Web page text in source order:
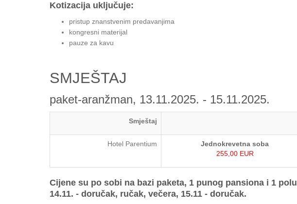
Kotizacija uključuje:
pristup znanstvenim predavanjima
kongresni materijal
pauze za kavu
SMJEŠTAJ
paket-aranžman, 13.11.2025. - 15.11.2025.
Smještaj
Hotel Parentium
Jednokrevetna soba
255,00 EUR
Cijene su po sobi na bazi paketa, 1 punog pansiona i 1
14.11. - doručak, ručak, večera, 15.11 - doručak.